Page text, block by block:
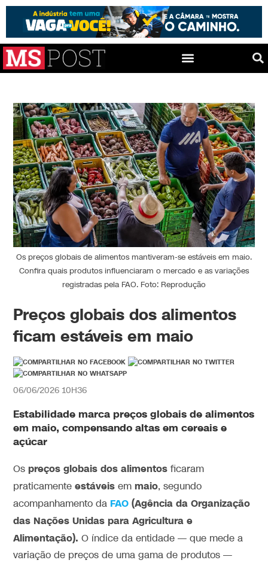
Os preços globais de alimentos mantiveram-se estáveis em maio.
Confira quais produtos influenciaram o mercado e as variações
registradas pela FAO. Foto: Reprodução
Preços globais dos alimentos
ficam estáveis em maio
06/06/2026 10H36
Estabilidade marca preços globais de alimentos
em maio, compensando altas em cereais e
açúcar
Ospreços globais dos alimentos ficaram
praticamenteestáveis emmaio, segundo
acompanhamento da FAO (Agência da Organização
das Nações Unidas para Agricultura e
Alimentação). O índice da entidade — que mede a
variação de preços de uma gama de produtos —